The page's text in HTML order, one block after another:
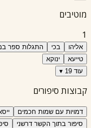
מוטיבים
1
אליהו בכי התגלות ספר
טייעא
ינוקא
עוד 19 ▾
קבוצות סיפורים
דמויות עם שמות חכמים
סיפור בתוך הקשר דרשני